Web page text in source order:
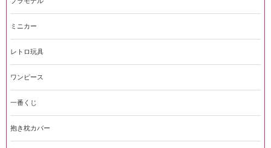
ミニカー
レトロ玩具
ワンピース
一番くじ
抱き枕カバー